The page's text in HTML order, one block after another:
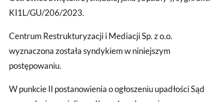
KI1L/GU/206/2023.
Centrum Restrukturyzacji i Mediacji Sp. z o.o.
wyznaczona została syndykiem w niniejszym
postępowaniu.
W punkcie II postanowienia o ogłoszeniu upadłości Sąd